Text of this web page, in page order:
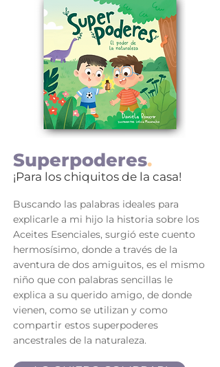
Superpoderes.
¡Para los chiquitos de la casa!
Buscando las palabras ideales para
explicarle a mi hijo la historia sobre los
Aceites Esenciales, surgió este cuento
hermosísimo, donde a través de la
aventura de dos amiguitos, es el mismo
niño que con palabras sencillas le
explica a su querido amigo, de donde
vienen, como se utilizan y como
compartir estos superpoderes
ancestrales de la naturaleza.